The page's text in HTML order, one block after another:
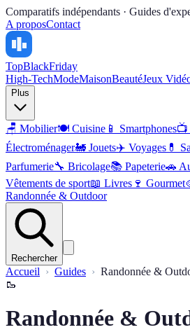
Comparatifs indépendants · Guides
A proposContact
TopBlackFriday
High-TechModeMaisonBeautéJeux
Plus
🪑 Mobilier🍽️ Cuisine 📱 Smartphones📺
Électroménager🚂 Jouets✈️ Voyages 💊
Parfumerie🔧 Bricolage📚 Papeterie🚗
Vêtements de sport📖 Livres 🍷 Gourmet
Randonnée & Outdoor
Rechercher
Accueil Guides
Randonnée &
🥾
Randonnée &